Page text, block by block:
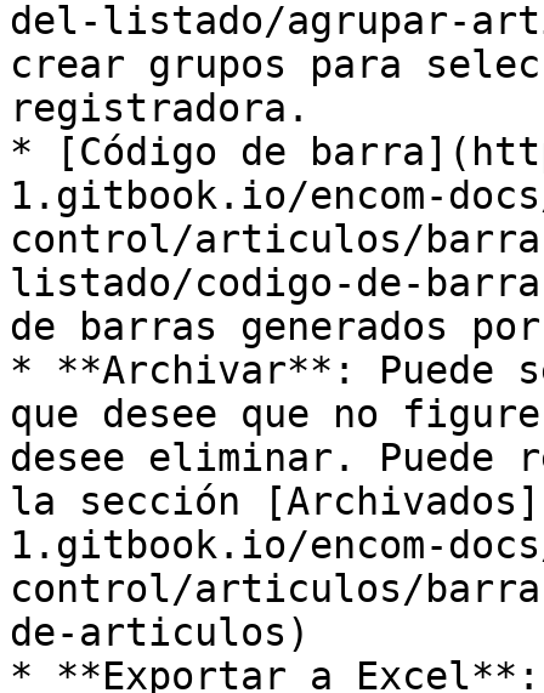
del-listado/agrupar-
crear grupos para
registradora.
* [Código de
1.gitbook.io/encom-
control/articulos/
listado/codigo-de-
de barras generados
* **Archivar**: Puede
que desee que no
desee eliminar. Puede
la sección
1.gitbook.io/encom-
control/articulos/
de-articulos)
* **Exportar a